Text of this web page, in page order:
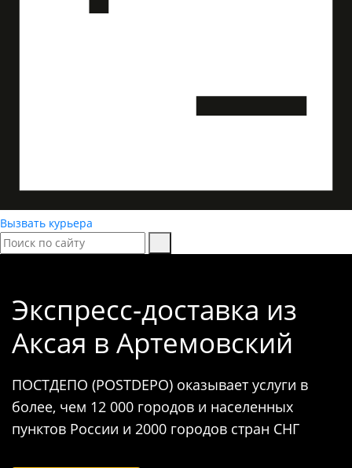
Вызвать курьера
Экспресс-доставка из
Аксая в Артемовский
ПОСТДЕПО (POSTDEPO) оказывает услуги в
более, чем 12 000 городов и населенных
пунктов России и 2000 городов стран СНГ